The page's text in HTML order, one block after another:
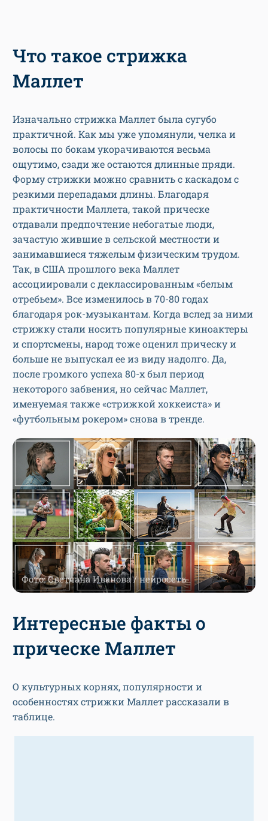
Что такое стрижка
Маллет
Изначально стрижка Маллет была сугубо
практичной. Как мы уже упомянули, челка и
волосы по бокам укорачиваются весьма
ощутимо, сзади же остаются длинные пряди.
Форму стрижки можно сравнить с каскадом с
резкими перепадами длины. Благодаря
практичности Маллета, такой прическе
отдавали предпочтение небогатые люди,
зачастую жившие в сельской местности и
занимавшиеся тяжелым физическим трудом.
Так, в США прошлого века Маллет
ассоциировали с деклассированным «белым
отребьем». Все изменилось в 70-80 годах
благодаря рок-музыкантам. Когда вслед за ними
стрижку стали носить популярные киноактеры
и спортсмены, народ тоже оценил прическу и
больше не выпускал ее из виду надолго. Да,
после громкого успеха 80-х был период
некоторого забвения, но сейчас Маллет,
именуемая также «стрижкой хоккеиста» и
«футбольным рокером» снова в тренде.
Фото: Светлана Иванова / нейросеть
Интересные факты о
прическе Маллет
О культурных корнях, популярности и
особенностях стрижки Маллет рассказали в
таблице.